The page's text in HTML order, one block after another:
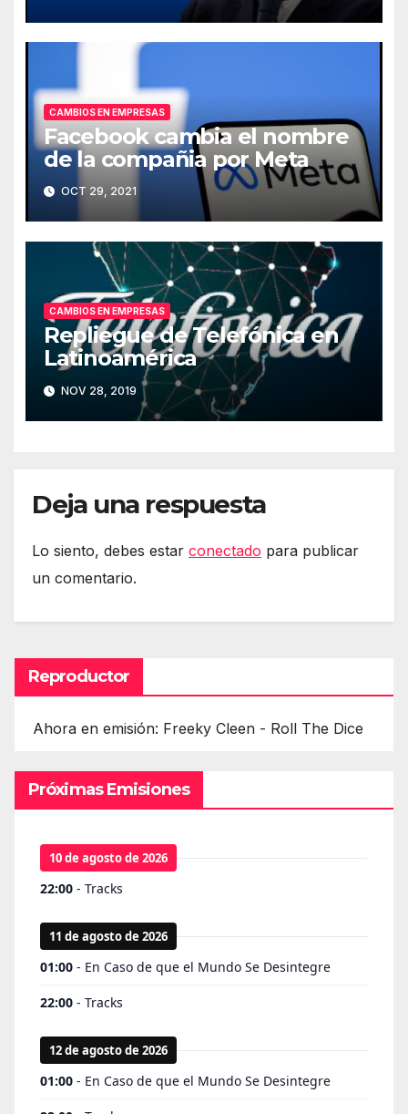
CAMBIOS EN EMPRESAS
Facebook cambia el nombre
de la compañia por Meta
OCT 29, 2021
CAMBIOS EN EMPRESAS
Repliegue de Telefónica en
Latinoamérica
NOV 28, 2019
Deja una respuesta
Lo siento, debes estar conectado para publicar
un comentario.
Reproductor
Ahora en emisión: Freeky Cleen - Roll The Dice
Próximas Emisiones